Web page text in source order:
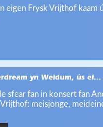
eigen Frysk Vrijthof kaam
yn Weidum, ús ei...
sfear fan in konsert fan
meisjonge,